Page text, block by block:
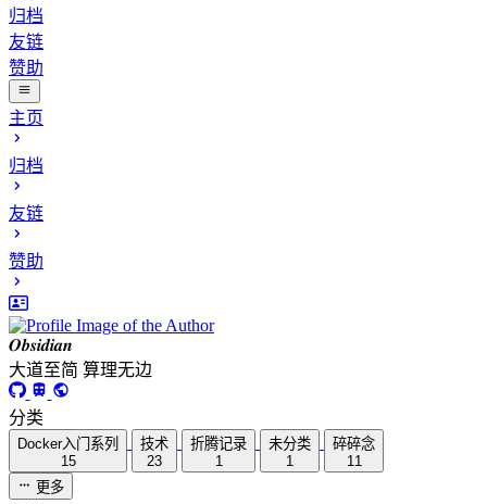
归档
友链
赞助
主页
归档
友链
赞助
𝑶𝒃𝒔𝒊𝒅𝒊𝒂𝒏
大道至简 算理无边
分类
Docker入门系列
15
技术
23
折腾记录
1
未分类
1
碎碎念
11
更多